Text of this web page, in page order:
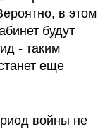
в этом
будут
- таким
еще
войны не